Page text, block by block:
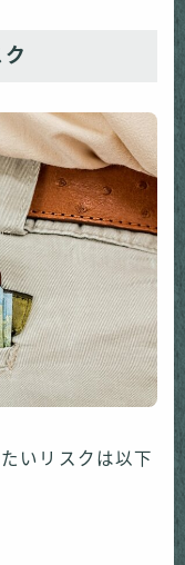
いリスクは以下